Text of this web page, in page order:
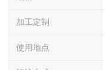
加工定制
使用地点